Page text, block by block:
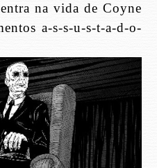
na vida de Coyne
a-s-s-u-s-t-a-d-o-